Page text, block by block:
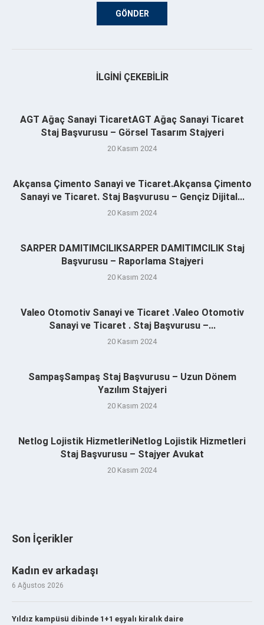
İLGINI ÇEKEBILIR
AGT Ağaç Sanayi TicaretAGT Ağaç Sanayi Ticaret
Staj Başvurusu – Görsel Tasarım Stajyeri
20 Kasım 2024
Akçansa Çimento Sanayi ve Ticaret.Akçansa Çimento
Sanayi ve Ticaret. Staj Başvurusu – Gençiz Dijital...
20 Kasım 2024
SARPER DAMITIMCILIKSARPER DAMITIMCILIK Staj
Başvurusu – Raporlama Stajyeri
20 Kasım 2024
Valeo Otomotiv Sanayi ve Ticaret .Valeo Otomotiv
Sanayi ve Ticaret . Staj Başvurusu –...
20 Kasım 2024
SampaşSampaş Staj Başvurusu – Uzun Dönem
Yazılım Stajyeri
20 Kasım 2024
Netlog Lojistik HizmetleriNetlog Lojistik Hizmetleri
Staj Başvurusu – Stajyer Avukat
20 Kasım 2024
Son İçerikler
Kadın ev arkadaşı
6 Ağustos 2026
Yıldız kampüsü dibinde 1+1 eşyalı kiralık daire